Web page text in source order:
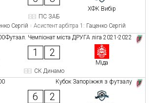
ХФК Вибір
ПС ЗАБ
Сергій Асистент арбітра 1: Гаценко Сергій
Футзал. Чемпіонат міста ДРУГА ліга 2021-2022
1 2
Міда
СК Динамо
Кубок Запоріжжя з футзалу
6 2